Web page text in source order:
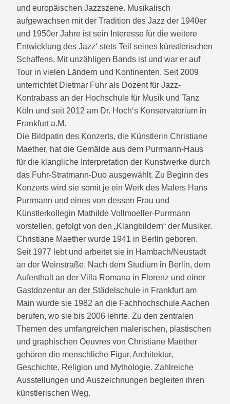
und europäischen Jazzszene. Musikalisch
aufgewachsen mit der Tradition des Jazz der 1940er
und 1950er Jahre ist sein Interesse für die weitere
Entwicklung des Jazz‘ stets Teil seines künstlerischen
Schaffens. Mit unzähligen Bands ist und war er auf
Tour in vielen Ländern und Kontinenten. Seit 2009
unterrichtet Dietmar Fuhr als Dozent für Jazz-
Kontrabass an der Hochschule für Musik und Tanz
Köln und seit 2012 am Dr. Hoch‘s Konservatorium in
Frankfurt a.M.
Die Bildpatin des Konzerts, die Künstlerin Christiane
Maether, hat die Gemälde aus dem Purrmann-Haus
für die klangliche Interpretation der Kunstwerke durch
das Fuhr-Stratmann-Duo ausgewählt. Zu Beginn des
Konzerts wird sie somit je ein Werk des Malers Hans
Purrmann und eines von dessen Frau und
Künstlerkollegin Mathilde Vollmoeller-Purrmann
vorstellen, gefolgt von den „Klangbildern“ der Musiker.
Christiane Maether wurde 1941 in Berlin geboren.
Seit 1977 lebt und arbeitet sie in Hambach/Neustadt
an der Weinstraße. Nach dem Studium in Berlin, dem
Aufenthalt an der Villa Romana in Florenz und einer
Gastdozentur an der Städelschule in Frankfurt am
Main wurde sie 1982 an die Fachhochschule Aachen
berufen, wo sie bis 2006 lehrte. Zu den zentralen
Themen des umfangreichen malerischen, plastischen
und graphischen Oeuvres von Christiane Maether
gehören die menschliche Figur, Architektur,
Geschichte, Religion und Mythologie. Zahlreiche
Ausstellungen und Auszeichnungen begleiten ihren
künstlerischen Weg.